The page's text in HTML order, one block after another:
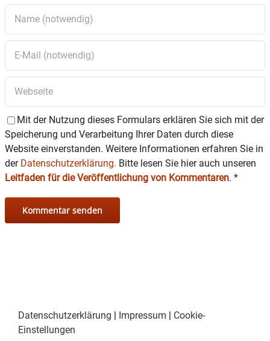
Mit der Nutzung dieses Formulars erklären Sie sich mit der
Speicherung und Verarbeitung Ihrer Daten durch diese
Website einverstanden. Weitere Informationen erfahren Sie in
der Datenschutzerklärung. Bitte lesen Sie hier auch unseren
Leitfaden für die Veröffentlichung von Kommentaren. *
Datenschutzerklärung | Impressum | Cookie-
Einstellungen